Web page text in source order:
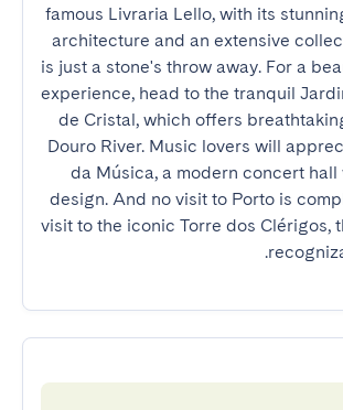
famous Livraria Lello, with its
architecture and an extensive
is just a stone's throw away. For a
experience, head to the tranquil
de Cristal, which offers
Douro River. Music lovers will
da Música, a modern concert hall
design. And no visit to Porto is
visit to the iconic Torre dos Clérigos,